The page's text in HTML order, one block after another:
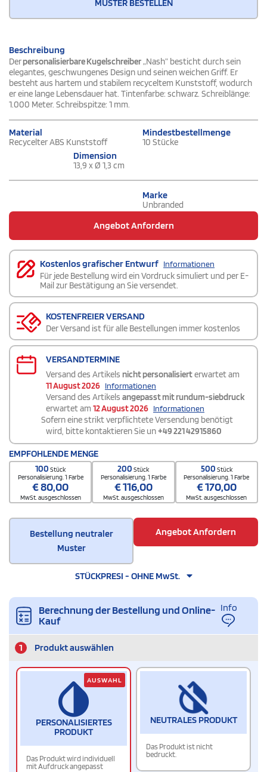
MUSTER BESTELLEN
Beschreibung
Derpersonalisierbare Kugelschreiber„Nash” besticht durch sein
elegantes, geschwungenes Design und seinen weichen Griff. Er
besteht aus hartem und stabilem recyceltem Kunststoff, wodurch
er eine lange Lebensdauer hat. Tintenfarbe: schwarz. Schreiblänge:
1.000 Meter. Schreibspitze: 1 mm.
Material
Recycelter ABS Kunststoff
Mindestbestellmenge
10 Stücke
Dimension
13,9 x Ø 1,3 cm
Marke
Unbranded
Angebot Anfordern
Kostenlos grafischer Entwurf Informationen
Für jede Bestellung wird ein Vordruck simuliert und per E-
Mail zur Bestätigung an Sie versendet.
KOSTENFREIER VERSAND
Der Versand ist für alle Bestellungen immer kostenlos
VERSANDTERMINE
Versand des Artikels nicht personalisierterwartet am
11 August 2026 Informationen
Versand des Artikels angepasst mit rundum-siebdruck
erwartet am 12 August 2026 Informationen
Sofern eine strikt verpflichtete Versendung benötigt
wird, bitte kontaktieren Sie un+49 221 42915860
EMPFOHLENDE MENGE
100Stück
Personalisierung. 1 Farbe
€80,00
MwSt. ausgeschlossen
200Stück
Personalisierung. 1 Farbe
€116,00
MwSt. ausgeschlossen
500 Stück
Personalisierung. 1 Farbe
€170,00
MwSt. ausgeschlossen
Bestellung neutraler
Muster
Angebot Anfordern
STÜCKPRESI - OHNE MwSt.
Berechnung der Bestellung und Online-
Kauf
Info
1 Produkt auswählen
PERSONALISIERTES
PRODUKT
Das Produkt wird individuell
mit Aufdruck angepasst
AUSWAHL
NEUTRALES PRODUKT
Das Produkt ist nicht
bedruckt.